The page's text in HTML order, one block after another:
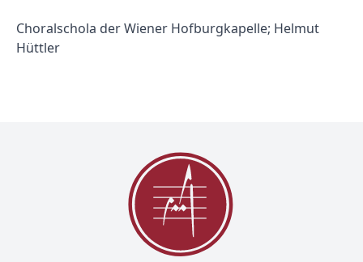
Choralschola der Wiener Hofburgkapelle; Helmut
Hüttler